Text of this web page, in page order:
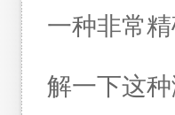
一种非常
解一下这